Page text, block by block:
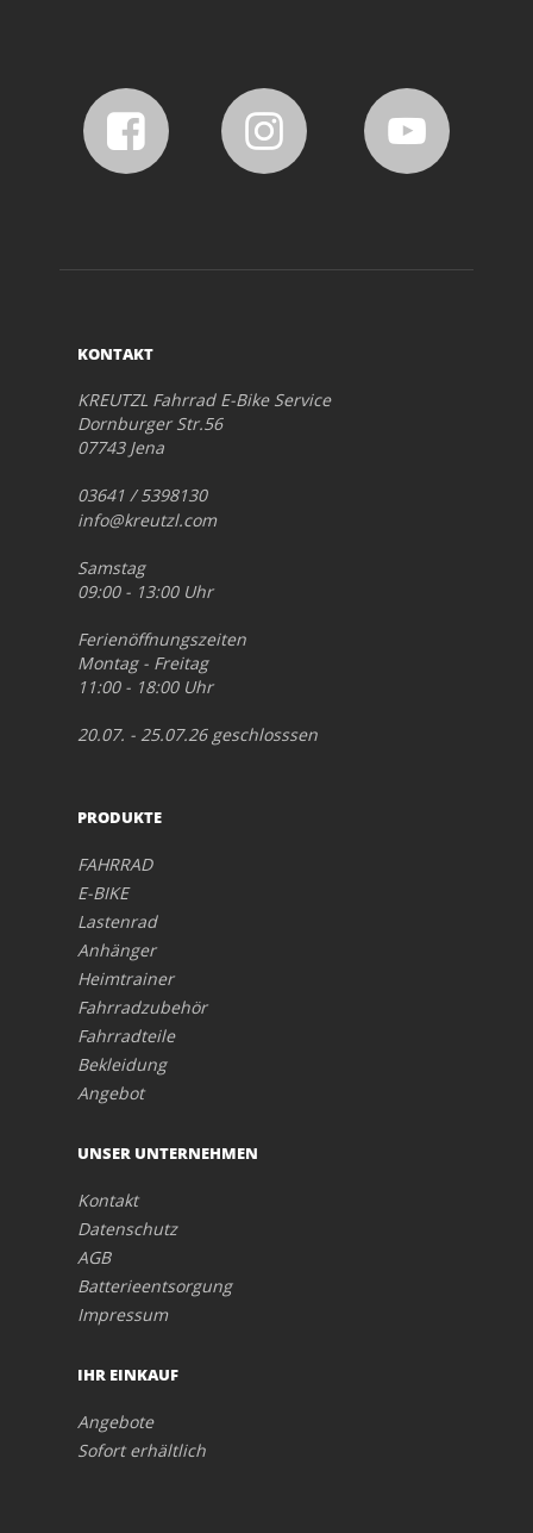
KONTAKT
KREUTZL Fahrrad E-Bike Service
Dornburger Str.56
07743 Jena
03641 / 5398130
info@kreutzl.com
Samstag
09:00 - 13:00 Uhr
Ferienöffnungszeiten
Montag - Freitag
11:00 - 18:00 Uhr
20.07. - 25.07.26 geschlosssen
PRODUKTE
FAHRRAD
E-BIKE
Lastenrad
Anhänger
Heimtrainer
Fahrradzubehör
Fahrradteile
Bekleidung
Angebot
UNSER UNTERNEHMEN
Kontakt
Datenschutz
AGB
Batterieentsorgung
Impressum
IHR EINKAUF
Angebote
Sofort erhältlich